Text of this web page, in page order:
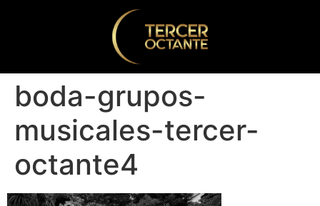
boda-grupos-
musicales-tercer-
octante4